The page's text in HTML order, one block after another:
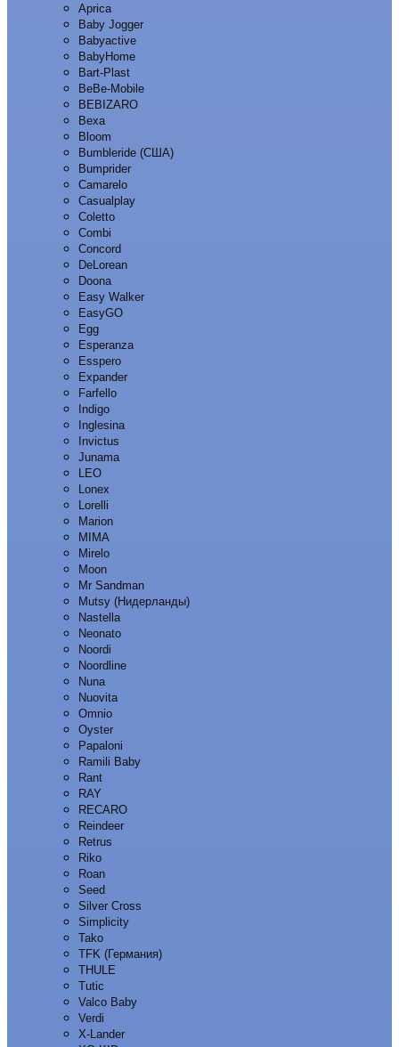
Aprica
Baby Jogger
Babyactive
BabyHome
Bart-Plast
BeBe-Mobile
BEBIZARO
Bexa
Bloom
Bumbleride (США)
Bumprider
Camarelo
Casualplay
Coletto
Combi
Concord
DeLorean
Doona
Easy Walker
EasyGO
Egg
Esperanza
Esspero
Expander
Farfello
Indigo
Inglesina
Invictus
Junama
LEO
Lonex
Lorelli
Marion
MIMA
Mirelo
Moon
Mr Sandman
Mutsy (Нидерланды)
Nastella
Neonato
Noordi
Noordline
Nuna
Nuovita
Omnio
Oyster
Papaloni
Ramili Baby
Rant
RAY
RECARO
Reindeer
Retrus
Riko
Roan
Seed
Silver Cross
Simplicity
Tako
TFK (Германия)
THULE
Tutic
Valco Baby
Verdi
X-Lander